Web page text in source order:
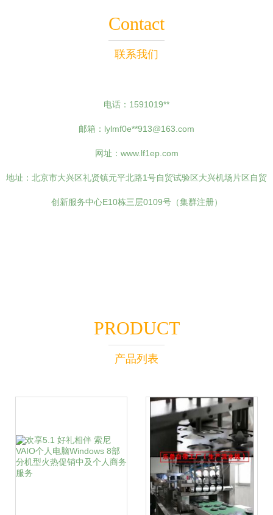
Contact
联系我们
电话：1591019**
邮箱：lylmf0e**913@163.com
网址： www.lf1ep.com
地址：北京市大兴区礼贤镇元平北路1号自贸试验区大兴机场片区自贸
创新服务中心E10栋三层0109号（集群注册）
PRODUCT
产品列表